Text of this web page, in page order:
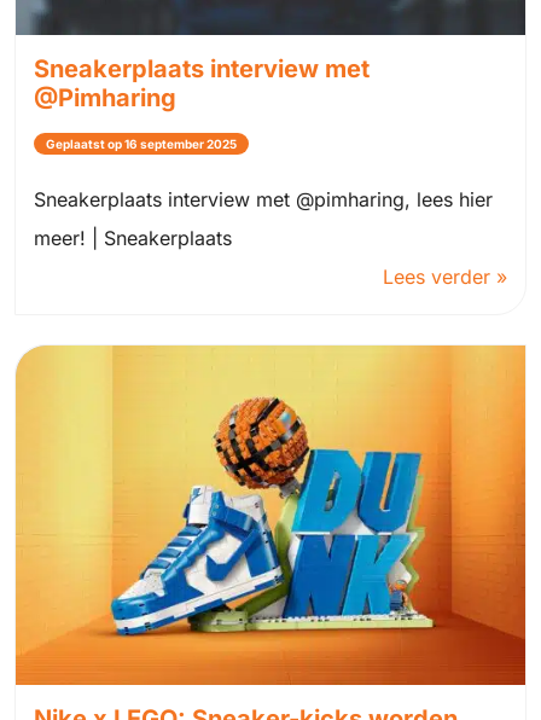
Sneakerplaats interview met
@Pimharing
Geplaatst op 16 september 2025
Sneakerplaats interview met @pimharing, lees hier
meer! | Sneakerplaats
Lees verder »